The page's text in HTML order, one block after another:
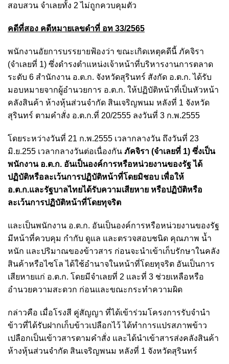
สอบสวน จำเลยทั้ง 2 ไม่ถูกควบคุมตัว
คดีที่สอง คดีหมายเลขดำที่ อท 33/2565
พนักงานอัยการบรรยายฟ้องว่า ขณะเกิดเหตุคดีนี้ ภัคจิรา
(จำเลยที่ 1) ซึ่งดำรงตำแหน่งเจ้าหน้าที่บริหารงานการตลาด
ระดับ 6 สำนักงาน อ.ต.ก. จังหวัดสุรินทร์ สังกัด อ.ต.ก. ได้รับ
มอบหมายจากผู้อำนวยการ อ.ต.ก. ให้ปฏิบัติหน้าที่เป็นหัวหน้า
คลังสินค้า ห้างหุ้นส่วนจำกัด สินเจริญพนม หลังที่ 1 จังหวัด
สุรินทร์ ตามคำสั่ง อ.ต.ก.ที่ 20/2555 ลงวันที่ 3 ก.พ.2555
โดยระหว่างวันที่ 21 ก.พ.2555 เวลากลางวัน ถึงวันที่ 23
มิ.ย.255 เวลากลางวันต่อเนื่องกัน ภัคจิรา (จำเลยที่ 1) ซึ่งเป็น
พนักงาน อ.ต.ก. อันเป็นองค์การหรือหน่วยงานของรัฐ ได้
ปฏิบัติหรือละเว้นการปฏิบัติหน้าที่โดยมิชอบ เพื่อให้
อ.ต.ก.และรัฐบาลไทยได้รับความเสียหาย หรือปฏิบัติหรือ
ละเว้นการปฏิบัติหน้าที่โดยทุจริต
และเป็นพนักงาน อ.ต.ก. อันเป็นองค์การหรือหน่วยงานของรัฐ
มีหน้าที่ควบคุม กำกับ ดูแล และตรวจสอบชนิด คุณภาพ น้ำ
หนัก และปริมาณของข้าวสาร ก่อนจะนำเข้าเก็บรักษาในคลัง
สินค้าหรือไซโล ได้ใช้อำนาจในหน้าที่โดยทุจริต อันเป็นการ
เสียหายแก่ อ.ต.ก. โดยมีจำเลยที่ 2 และที่ 3 ช่วยเหลือหรือ
อำนวยความสะดวก ก่อนและขณะกระทำความผิด
กล่าวคือ เมื่อโรงสี คู่สัญญา ที่ได้เข้าร่วมโครงการรับจำนำ
ข้าวที่ได้รับฝากเก็บข้าวเปลือกไว้ ได้ทำการแปรสภาพข้าว
เปลือกเป็นเข้าวสารตามคำสั่ง และได้นำเข้าสารส่งคลังสินค้า
ห้างหุ้นส่วนจำกัด สินเจริญพนม หลังที่ 1 จังหวัดสุรินทร์